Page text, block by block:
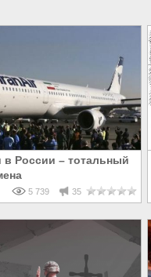
в России – тотальный
5 739 35